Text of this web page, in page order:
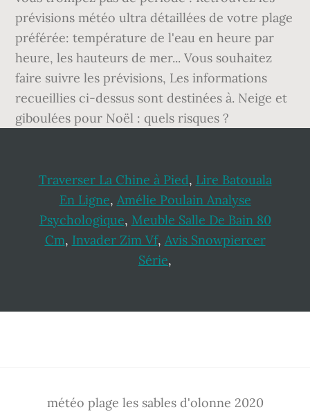
Traverser La Chine à Pied, Lire Batouala
En Ligne, Amélie Poulain Analyse
Psychologique, Meuble Salle De Bain 80
Cm, Invader Zim Vf, Avis Snowpiercer
Série,
météo plage les sables d'olonne 2020